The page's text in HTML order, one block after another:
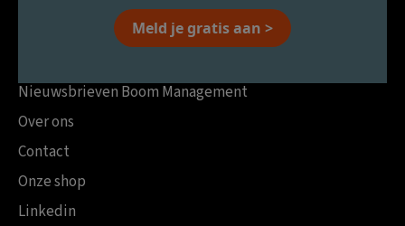
Meld je gratis aan >
Nieuwsbrieven Boom Management
Over ons
Contact
Onze shop
Linkedin